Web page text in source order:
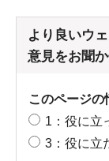
より良いウ
意見をお聞
このページの
1：役に立
3：役に立